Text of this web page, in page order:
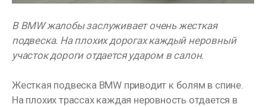
В BMW жалобы заслуживает очень жесткая
подвеска. На плохих дорогах каждый неровный
участок дороги отдается ударом в салон.
Жесткая подвеска BMW приводит к болям в спине.
На плохих трассах каждая неровность отдается в